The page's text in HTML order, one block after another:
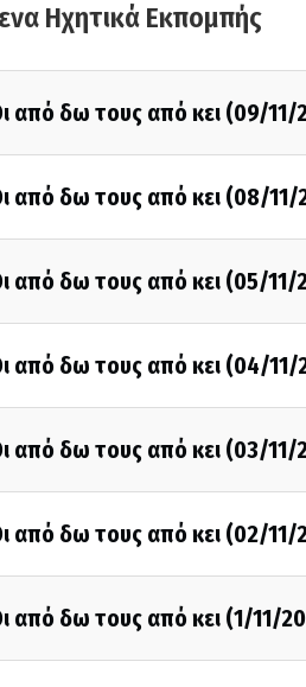
Ηχητικά Εκπομπής
από δω τους από κει (09/11/
από δω τους από κει (08/11/
από δω τους από κει (05/11/
από δω τους από κει (04/11/
από δω τους από κει (03/11/
από δω τους από κει (02/11/
από δω τους από κει (1/11/